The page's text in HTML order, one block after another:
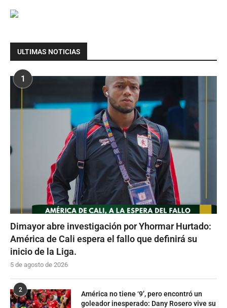
ULTIMAS NOTICIAS
1
Dimayor abre investigación por Yhormar Hurtado:
América de Cali espera el fallo que definirá su
inicio de la Liga.
5 de agosto de 2026
2
América no tiene ‘9’, pero encontró un
goleador inesperado: Dany Rosero vive su